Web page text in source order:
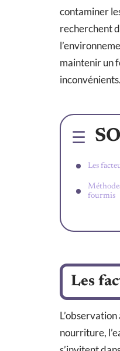
contaminer
recherchent
maintenir un
inconvénients.
Les
fourmis
Les
nourriture,